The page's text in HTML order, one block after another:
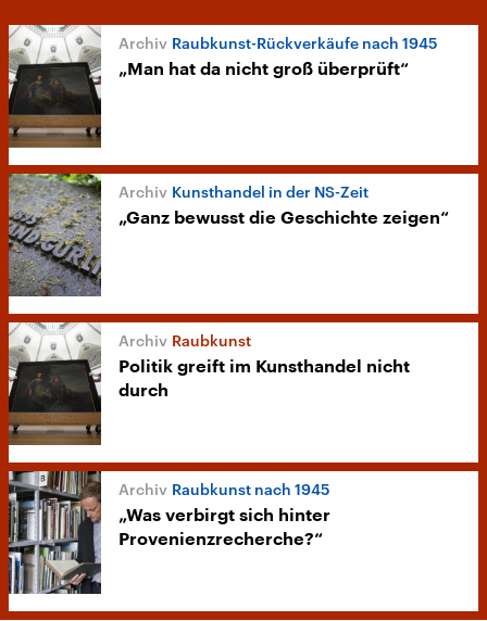
Raubkunst-Rückverkäufe nach 1945
„Man hat da nicht groß überprüft“
Kunsthandel in der NS-Zeit
„Ganz bewusst die Geschichte zeigen“
Raubkunst
Politik greift im Kunsthandel nicht
durch
Raubkunst nach 1945
„Was verbirgt sich hinter
Provenienzrecherche?“